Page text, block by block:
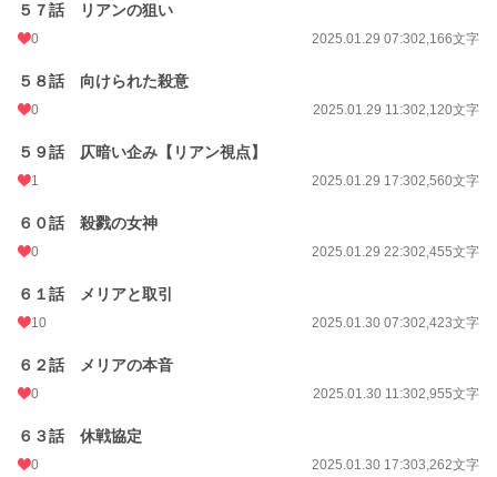
５７話 リアンの狙い
0 2025.01.29 07:302,166文字
５８話 向けられた殺意
0 2025.01.29 11:302,120文字
５９話 仄暗い企み【リアン視点】
1 2025.01.29 17:302,560文字
６０話 殺戮の女神
0 2025.01.29 22:302,455文字
６１話 メリアと取引
10 2025.01.30 07:302,423文字
６２話 メリアの本音
0 2025.01.30 11:302,955文字
６３話 休戦協定
0 2025.01.30 17:303,262文字